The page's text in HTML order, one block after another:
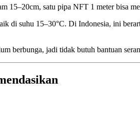
15–20cm, satu pipa NFT 1 meter bisa
di suhu 15–30°C. Di Indonesia, ini
berbunga, jadi tidak butuh bantuan